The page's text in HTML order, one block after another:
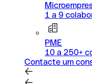
1 a 9
PME
10 a 250+
Contacte um